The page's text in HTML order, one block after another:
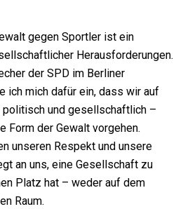
gegen Sportler ist ein
Herausforderungen.
der SPD im Berliner
ich mich dafür ein, dass wir auf
politisch und gesellschaftlich –
Form der Gewalt vorgehen.
unseren Respekt und unsere
an uns, eine Gesellschaft zu
Platz hat – weder auf dem
Raum.